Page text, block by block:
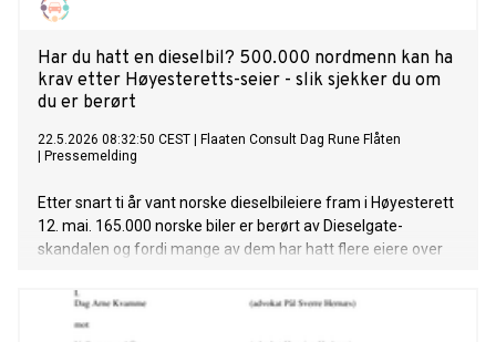
Har du hatt en dieselbil? 500.000 nordmenn kan ha
krav etter Høyesteretts-seier - slik sjekker du om
du er berørt
22.5.2026 08:32:50 CEST
Flaaten Consult Dag Rune Flåten
Pressemelding
Etter snart ti år vant norske dieselbileiere fram i Høyesterett
12. mai. 165.000 norske biler er berørt av Dieselgate-
skandalen og fordi mange av dem har hatt flere eiere over
er gratis og tar under ett minutt. Her er hvordan du sjekker
om du er en av dem.